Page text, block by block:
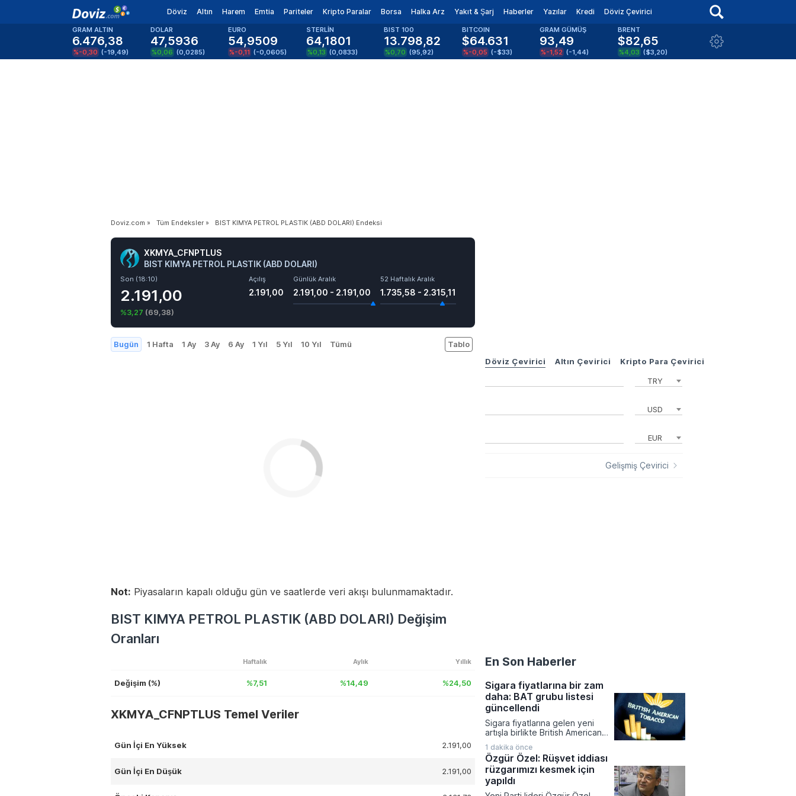
Döviz Altın Harem Emtia Pariteler Kripto Paralar Borsa Halka Arz Yakıt & Şarj Haberler Yazılar Kredi Döviz Çevirici
GRAM ALTIN
6.476,38
%-0,30 (-19,49)
DOLAR
47,5936
%0,06 (0,0285)
EURO
54,9509
%-0,11 (-0,0605)
STERLİN
64,1801
%0,13 (0,0833)
BIST 100
13.798,82
%0,70 (95,92)
BITCOIN
$64.631
%-0,05 (-$33)
GRAM GÜMÜŞ
93,49
%-1,52 (-1,44)
BRENT
$82,65
%4,03 ($3,20)
Doviz.com » Tüm Endeksler » BIST KIMYA PETROL PLASTIK (ABD DOLARI) Endeksi
XKMYA_CFNPTLUS
BIST KIMYA PETROL PLASTIK (ABD DOLARI)
Son (18:10)
2.191,00
%3,27 (69,38)
Açılış
2.191,00
Günlük Aralık
2.191,00 - 2.191,00
52 Haftalık Aralık
1.735,58 - 2.315,11
Bugün 1 Hafta 1 Ay 3 Ay 6 Ay 1 Yıl 5 Yıl 10 Yıl Tümü Tablo
Not: Piyasaların kapalı olduğu gün ve saatlerde veri akışı bulunmamaktadır.
BIST KIMYA PETROL PLASTIK (ABD DOLARI) Değişim
Oranları
Haftalık Aylık Yıllık
Değişim (%) %7,51 %14,49 %24,50
XKMYA_CFNPTLUS Temel Veriler
Gün İçi En Yüksek 2.191,00
Gün İçi En Düşük 2.191,00
Döviz Çevirici Altın Çevirici Kripto Para Çevirici
TRY
USD
EUR
Gelişmiş Çevirici
En Son Haberler
Sigara fiyatlarına bir zam
daha: BAT grubu listesi
güncellendi
Sigara fiyatlarına gelen yeni
artışla birlikte British American
fiyatları güncellendi. Tekel
Bayileri Yardımlaşma Derneği
Başkanı Erol Dündar tarafından
paylaşılan bilgilere göre zamlı
tarife 7 Ağustos tarihinden
1 dakika önce
Özgür Özel: Rüşvet iddiası
rüzgarımızı kesmek için
yapıldı